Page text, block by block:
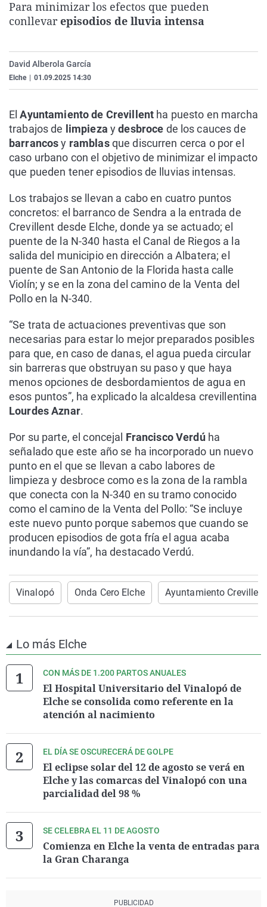
La rosa de los vientos
Como el perro y el
Caso
Equipo de
Extremadura
La Rioja
País Vasco
Virales
Elecciones
Para minimizar los efectos que pueden
conllevarepisodios de lluvia intensa
David Alberola García
Elche 01.09.2025 14:30
ElAyuntamiento de Crevillent ha puesto en marcha
trabajos de limpieza ydesbroce de los cauces de
barrancosy ramblasque discurren cerca o por el
caso urbano con el objetivo de minimizar el impacto
que pueden tener episodios de lluvias intensas.
Los trabajos se llevan a cabo en cuatro puntos
concretos: el barranco de Sendra a la entrada de
Crevillent desde Elche, donde ya se actuado; el
puente de la N-340 hasta el Canal de Riegos a la
salida del municipio en dirección a Albatera; el
puente de San Antonio de la Florida hasta calle
Violín; y se en la zona del camino de la Venta del
Pollo en la N-340.
“Se trata de actuaciones preventivas que son
necesarias para estar lo mejor preparados posibles
para que, en caso de danas, el agua pueda circular
sin barreras que obstruyan su paso y que haya
menos opciones de desbordamientos de agua en
esos puntos”, ha explicado la alcaldesa crevillentina
Lourdes Aznar.
Por su parte, el concejal Francisco Verdúha
señalado que este año se ha incorporado un nuevo
punto en el que se llevan a cabo labores de
limpieza y desbroce como es la zona de la rambla
que conecta con la N-340 en su tramo conocido
como el camino de la Venta del Pollo: “Se incluye
este nuevo punto porque sabemos que cuando se
producen episodios de gota fría el agua acaba
inundando la vía”, ha destacado Verdú.
Vinalopó Onda Cero Elche Ayuntamiento Crevillent
Lo más Elche
CON MÁS DE 1.200 PARTOS ANUALES
El Hospital Universitario del Vinalopó de
Elche se consolida como referente en la
atención al nacimiento
EL DÍA SE OSCURECERÁ DE GOLPE
El eclipse solar del 12 de agosto se verá en
Elche y las comarcas del Vinalopó con una
parcialidad del 98 %
SE CELEBRA EL 11 DE AGOSTO
Comienza en Elche la venta de entradas para
la Gran Charanga